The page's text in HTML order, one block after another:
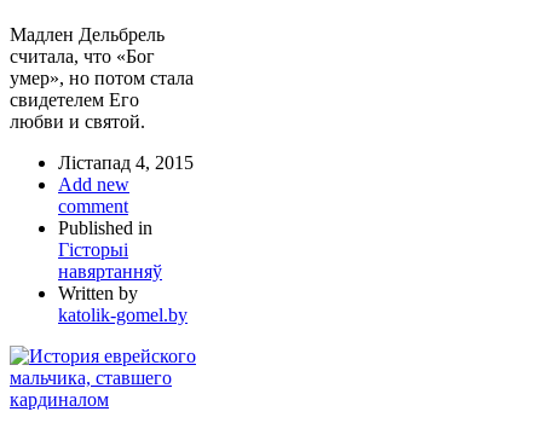
Мадлен Дельбрель
считала, что «Бог
умер», но потом стала
свидетелем Его
любви и святой.
Лістапад 4, 2015
Add new
comment
Published in
Гісторыі
навяртанняў
Written by
katolik-gomel.by